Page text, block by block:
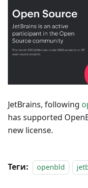
JetBrains, following
has supported
new license.
Теги: openbld